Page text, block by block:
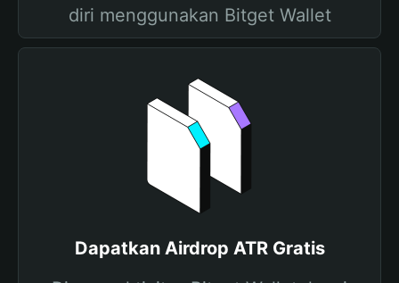
diri menggunakan Bitget Wallet
Dapatkan Airdrop ATR Gratis